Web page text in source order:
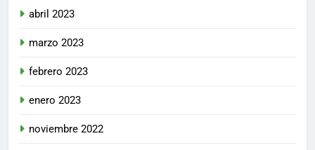
abril 2023
marzo 2023
febrero 2023
enero 2023
noviembre 2022